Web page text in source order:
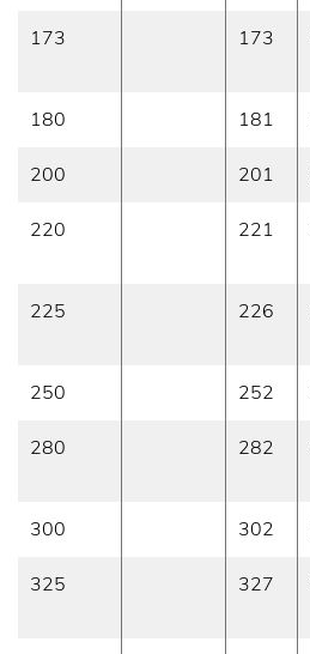
173 173
180 181
200 201
220 221
225 226
250 252
280 282
300 302
325 327